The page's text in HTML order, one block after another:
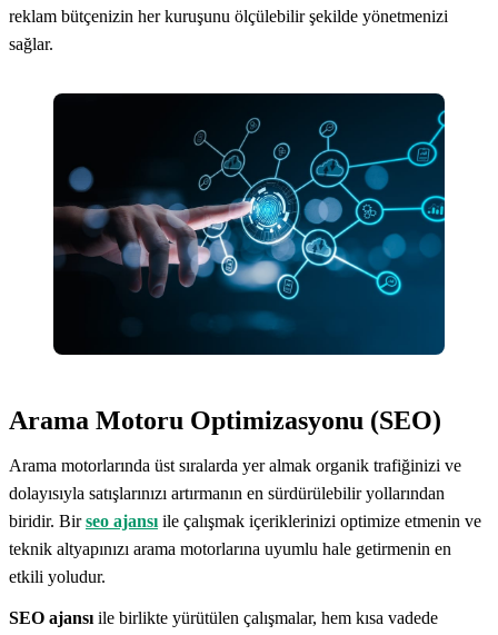
reklam bütçenizin her kuruşunu ölçülebilir şekilde yönetmenizi
sağlar.
Arama Motoru Optimizasyonu (SEO)
Arama motorlarında üst sıralarda yer almak organik trafiğinizi ve
dolayısıyla satışlarınızı artırmanın en sürdürülebilir yollarından
biridir. Birseo ajansı ile çalışmak içeriklerinizi optimize etmenin ve
teknik altyapınızı arama motorlarına uyumlu hale getirmenin en
etkili yoludur.
SEO ajansı ile birlikte yürütülen çalışmalar, hem kısa vadede